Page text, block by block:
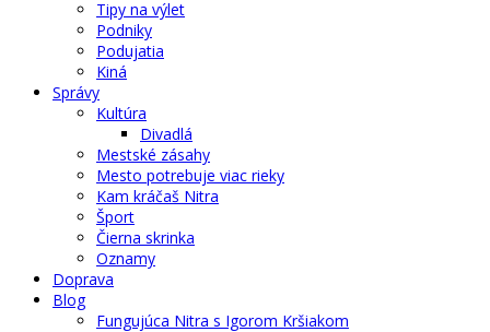
Tipy na výlet
Podniky
Podujatia
Kiná
Správy
Kultúra
Divadlá
Mestské zásahy
Mesto potrebuje viac rieky
Kam kráčaš Nitra
Šport
Čierna skrinka
Oznamy
Doprava
Blog
Fungujúca Nitra s Igorom Kršiakom